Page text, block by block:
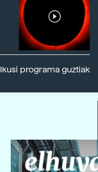
Ikusi programa guztiak